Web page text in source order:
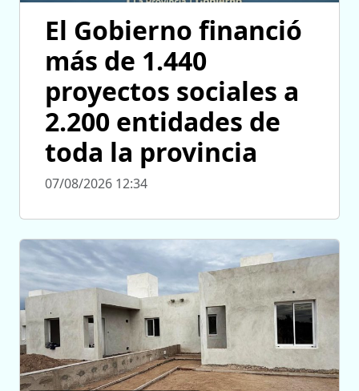
El Gobierno financió
más de 1.440
proyectos sociales a
2.200 entidades de
toda la provincia
07/08/2026 12:34